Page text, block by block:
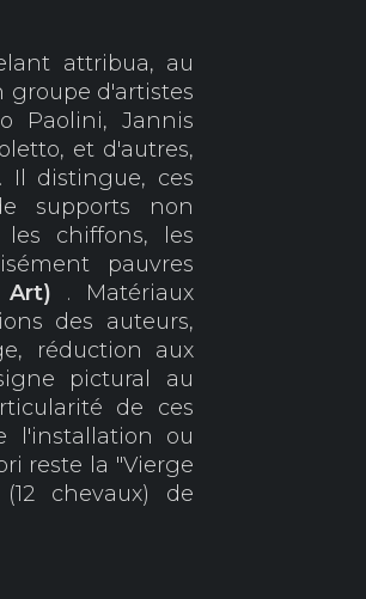
attribua, au
groupe d'artistes
Paolini, Jannis
et d'autres,
Il distingue, ces
supports non
chiffons, les
pauvres
Art) . Matériaux
des auteurs,
réduction aux
pictural au
de ces
l'installation ou
reste la "Vierge
chevaux) de